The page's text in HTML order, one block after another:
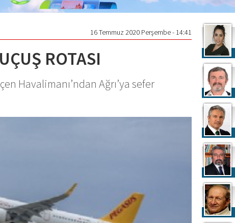
16 Temmuz 2020 Perşembe - 14:41
ROTASI
Havalimanı’ndan Ağrı’ya sefer